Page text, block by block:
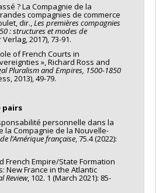
? La Compagnie de la
compagnies de commerce
dir.,Les premières compagnies
: structures et modes de
2017), 73-91.
of French Courts in
», Richard Ross and
Pluralism and Empires, 1500-1850
2013), 49-79.
pairs
personnelle dans la
la Compagnie de la Nouvelle-
l’Amérique française, 75.4 (2022):
French Empire/State Formation
New France in the Atlantic
Review, 102. 1 (March 2021): 85-